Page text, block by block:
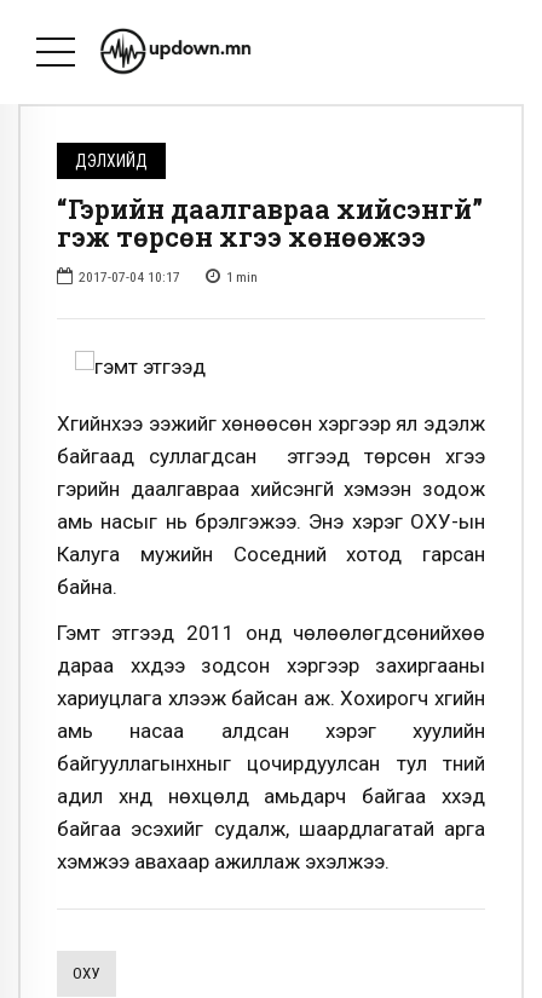
ДЭЛХИЙД
“Гэрийн даалгавраа хийсэнгүй”
гэж төрсөн хүүгээ хөнөөжээ
2017-07-04 10:17 1 min
Хүүгийнхээ ээжийг хөнөөсөн хэргээр ял эдэлж
байгаад суллагдсан этгээд төрсөн хүүгээ
гэрийн даалгавраа хийсэнгүй хэмээн зодож
амь насыг нь бүрэлгэжээ. Энэ хэрэг ОХУ-ын
Калуга мужийн Соседний хотод гарсан
байна.
Гэмт этгээд 2011 онд чөлөөлөгдсөнийхөө
дараа хүүхдээ зодсон хэргээр захиргааны
хариуцлага хүлээж байсан аж. Хохирогч хүүгийн
амь насаа алдсан хэрэг хуулийн
байгууллагынхныг цочирдуулсан тул түүний
адил хүнд нөхцөлд амьдарч байгаа хүүхэд
байгаа эсэхийг судалж, шаардлагатай арга
хэмжээ авахаар ажиллаж эхэлжээ.
ОХУ